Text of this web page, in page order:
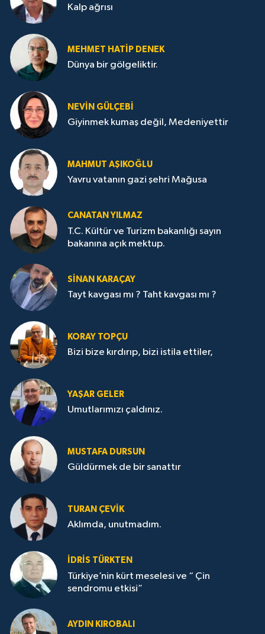
Kalp ağrısı
MEHMET HATİP DENEK
Dünya bir gölgeliktir.
NEVİN GÜLÇEBİ
Giyinmek kumaş değil, Medeniyettir
MAHMUT AŞIKOĞLU
Yavru vatanın gazi şehri Mağusa
CANATAN YILMAZ
T.C. Kültür ve Turizm bakanlığı sayın
bakanına açık mektup.
SİNAN KARAÇAY
Tayt kavgası mı ? Taht kavgası mı ?
KORAY TOPÇU
Bizi bize kırdırıp, bizi istila ettiler,
YAŞAR GELER
Umutlarımızı çaldınız.
MUSTAFA DURSUN
Güldürmek de bir sanattır
TURAN ÇEVİK
Aklımda, unutmadım.
İDRİS TÜRKTEN
Türkiye’nin kürt meselesi ve “ Çin
sendromu etkisi”
AYDIN KIROBALI